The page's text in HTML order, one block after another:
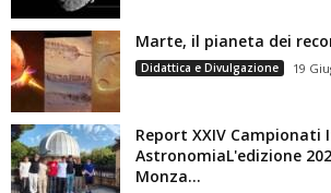
Marte, il pianeta dei
Didattica e Divulgazione 19
Report XXIV Campionati
AstronomiaL'edizione
Monza...